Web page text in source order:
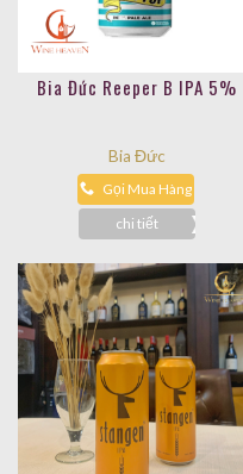
Bia Đức Reeper B IPA 5%
Bia Đức
Gọi Mua Hàng
chi tiết